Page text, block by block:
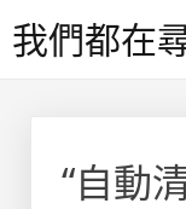
to我們都在
“自動